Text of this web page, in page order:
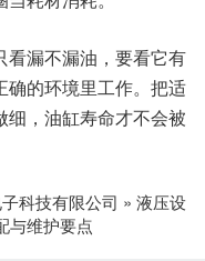
看漏不漏油，要看它有
确的环境里工作。把适
，油缸寿命才不会被
科技有限公司 » 液压设
与维护要点